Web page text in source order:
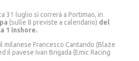
31 luglio si correrà a Portimao, in
(sulle 8 previste a calendario) del
1 inshore.
milanese Francesco Cantando (Blaze
il pavese Ivan Brigada (Emic Racing